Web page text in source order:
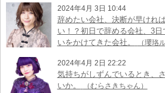
2024年4月 3日 10:44
辞めたい会社、決断が早けれ
い！？初日で辞める会社、3
いをかけてきた会社。
（瓔珞
2024年4月 2日 22:22
気持ちがしずんでいるとき、
いか。
（むらさきちゃん）